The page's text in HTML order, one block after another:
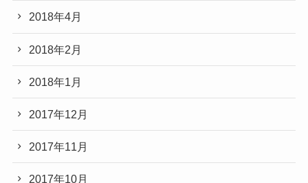
2018年4月
2018年2月
2018年1月
2017年12月
2017年11月
2017年10月